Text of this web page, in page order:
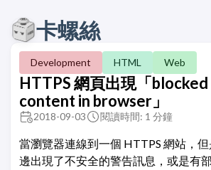
卡螺絲
Development HTML Web
HTTPS 網頁出現「blocked
content in browser」
2018-09-03 閱讀時間: 1 分鐘
當瀏覽器連線到一個 HTTPS 網站，
邊出現了不安全的警告訊息，或是有